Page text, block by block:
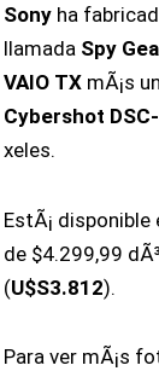
Sony ha
llamada Spy
VAIO TX mÃ¡s
Cybershot
xeles.
EstÃ¡ disponible
de $4.299,99
(U$S3.812).
Para ver mÃ¡s